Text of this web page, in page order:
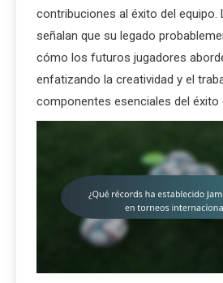
contribuciones al éxito del equipo.
señalan que su legado
cómo los futuros jugadores
enfatizando la creatividad y el
componentes esenciales del éxito